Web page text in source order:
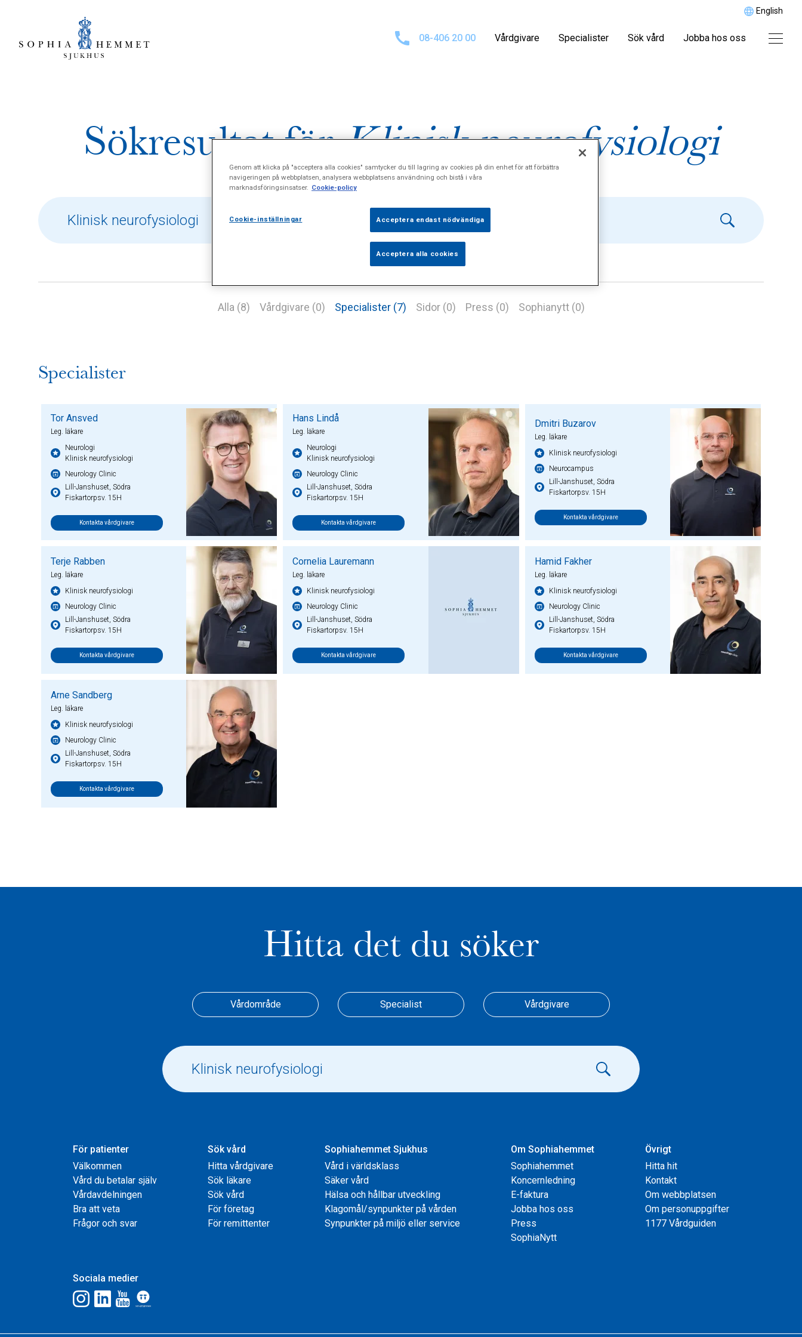
English
08-406 20 00 Vårdgivare Specialister Sök vård Jobba hos oss
Sökresultat förKlinisk neurofysiologi
Alla (8) Vårdgivare (0) Specialister (7) Sidor (0) Press (0) Sophianytt (0)
Specialister
Tor Ansved
Leg. läkare
Neurologi
Klinisk neurofysiologi
Neurology Clinic
Lill-Janshuset, Södra
Fiskartorpsv. 15H
Kontakta vårdgivare
Hans Lindå
Leg. läkare
Neurologi
Klinisk neurofysiologi
Neurology Clinic
Lill-Janshuset, Södra
Fiskartorpsv. 15H
Kontakta vårdgivare
Dmitri Buzarov
Leg. läkare
Klinisk neurofysiologi
Neurocampus
Lill-Janshuset, Södra
Fiskartorpsv. 15H
Kontakta vårdgivare
Terje Rabben
Leg. läkare
Klinisk neurofysiologi
Neurology Clinic
Lill-Janshuset, Södra
Fiskartorpsv. 15H
Kontakta vårdgivare
Cornelia Lauremann
Leg. läkare
Klinisk neurofysiologi
Neurology Clinic
Lill-Janshuset, Södra
Fiskartorpsv. 15H
Kontakta vårdgivare
Hamid Fakher
Leg. läkare
Klinisk neurofysiologi
Neurology Clinic
Lill-Janshuset, Södra
Fiskartorpsv. 15H
Kontakta vårdgivare
Arne Sandberg
Leg. läkare
Klinisk neurofysiologi
Neurology Clinic
Lill-Janshuset, Södra
Fiskartorpsv. 15H
Kontakta vårdgivare
Hitta det du söker
Vårdområde Specialist Vårdgivare
För patienter
Välkommen
Vård du betalar själv
Vårdavdelningen
Bra att veta
Frågor och svar
Sök vård
Hitta vårdgivare
Sök läkare
Sök vård
För företag
För remittenter
Sophiahemmet Sjukhus
Vård i världsklass
Säker vård
Hälsa och hållbar utveckling
Klagomål/synpunkter på vården
Synpunkter på miljö eller service
Om Sophiahemmet
Sophiahemmet
Koncernledning
E-faktura
Jobba hos oss
Press
SophiaNytt
Övrigt
Hitta hit
Kontakt
Om webbplatsen
Om personuppgifter
1177 Vårdguiden
Sociala medier
Genom att klicka på "acceptera alla cookies" samtycker du till lagring av cookies på din enhet för att förbättra
navigeringen på webbplatsen, analysera webbplatsens användning och bistå i våra
marknadsföringsinsatser. Cookie-policy
Cookie-inställningar Acceptera endast nödvändiga
Acceptera alla cookies